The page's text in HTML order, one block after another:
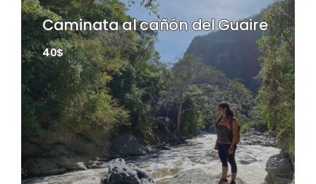
Caminata al cañón del Guaire
40$